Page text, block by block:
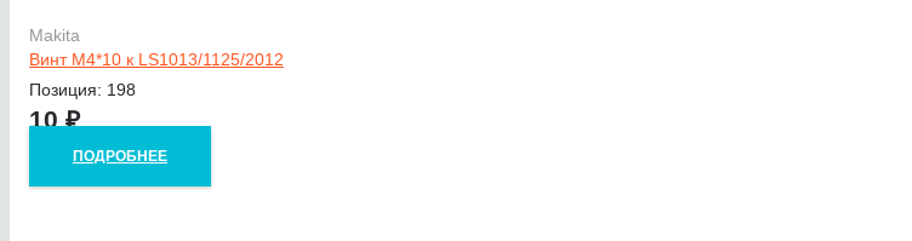
Makita
Винт M4*10 к LS1013/1125/2012
Позиция: 198
10₽
ПОДРОБНЕЕ